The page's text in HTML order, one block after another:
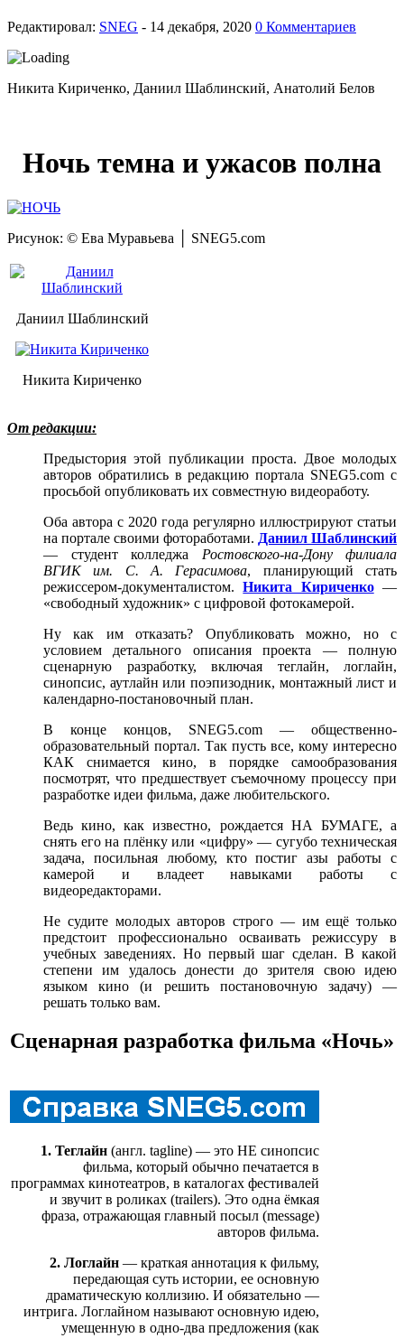
Редактировал: SNEG - 0 Комментариев
Никита Кириченко, Даниил Шаблинский, Анатолий Белов
Ночь темна и ужасов полна
Рисунок: © Ева Муравьева │ SNEG5.com
Даниил Шаблинский
Никита Кириченко
От редакции:
Предыстория этой публикации проста. Двое молодых
авторов обратились в редакцию портала SNEG5.com с
просьбой опубликовать их совместную видеоработу.
Оба автора с 2020 года регулярно иллюстрируют статьи
на портале своими фотоработами. Даниил Шаблинский
— студент колледжа Ростовского-на-Дону филиала
ВГИК им. С. А. Герасимова, планирующий стать
режиссером-документалистом.Никита Кириченко—
«свободный художник» с цифровой фотокамерой.
Ну как им отказать? Опубликовать можно, но с
условием детального описания проекта — полную
сценарную разработку, включая теглайн, логлайн,
синопсис, аутлайн или поэпизодник, монтажный лист и
календарно-постановочный план.
В конце концов, SNEG5.com — общественно-
образовательный портал. Так пусть все, кому интересно
КАК снимается кино, в порядке самообразования
посмотрят, что предшествует съемочному процессу при
разработке идеи фильма, даже любительского.
Ведь кино, как известно, рождается НА БУМАГЕ, а
снять его на плёнку или «цифру» — сугубо техническая
задача, посильная любому, кто постиг азы работы с
камерой и владеет навыками работы с
видеоредакторами.
Не судите молодых авторов строго — им ещё только
предстоит профессионально осваивать режиссуру в
учебных заведениях. Но первый шаг сделан. В какой
степени им удалось донести до зрителя свою идею
языком кино (и решить постановочную задачу) —
решать только вам.
Сценарная разработка фильма «Ночь»
1. Теглайн (англ. tagline) — это НЕ синопсис
фильма, который обычно печатается в
программах кинотеатров, в каталогах фестивалей
и звучит в роликах (trailers). Это одна ёмкая
фраза, отражающая главный посыл (message)
авторов фильма.
2. Логлайн — краткая аннотация к фильму,
передающая суть истории, ее основную
драматическую коллизию. И обязательно —
интрига. Логлайном называют основную идею,
умещенную в одно-два предложения (как